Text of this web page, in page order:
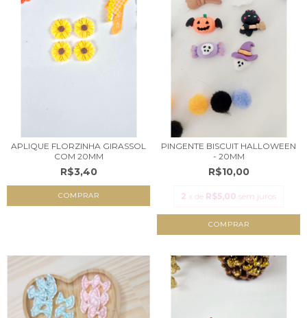
APLIQUE FLORZINHA GIRASSOL
COM 20MM
R$3,40
COMPRAR
PINGENTE BISCUIT HALLOWEEN
- 20MM
R$10,00
2 x de R$5,00 sem juros